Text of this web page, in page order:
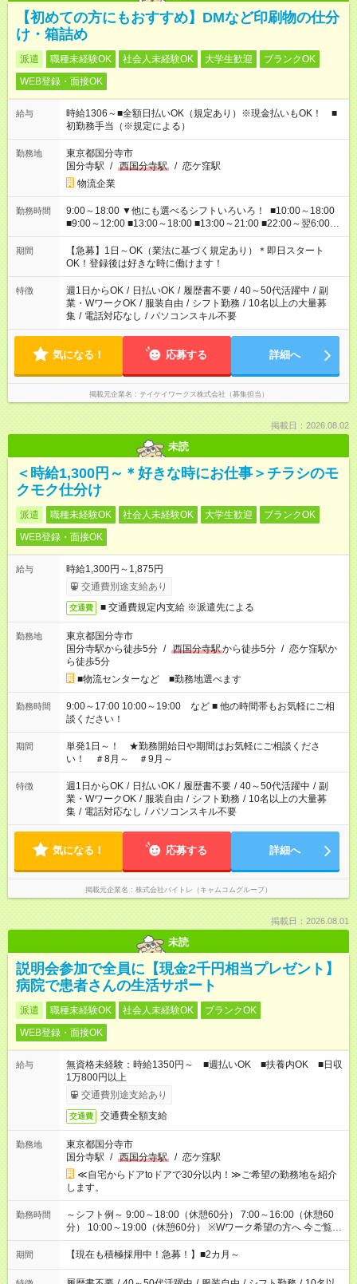
【初めての方にもおすすめ】DMなど印刷物の仕分
け・箱詰め
派遣 職種未経験OK 社会人未経験OK 大学生歓迎
ブランクOK
WEB登録・面接OK
給与
時給1306～■全額日払いOK（規定あり）※現金払いもOK！ ■
初勤務手当（※規定による）
勤務地
東京都国分寺市
国分寺駅 / 西国分寺駅 / 恋ケ窪駅
物流企業
勤務時間
9:00～18:00 ▼他にも選べるシフトいろいろ！ ■10:00～18:00
■9:00～12:00 ■13:00～18:00 ■13:00～21:00 ■22:00～翌6:00
など あなたの希望を教えてください！
期間
【急募】1日～OK（業法に基づく規定あり）＊即日スタート
OK！登録後は好きな時に働けます！
特徴 週1日からOK / 日払いOK / 履歴書不要 / 40～50代活躍中 / 副
業・WワークOK / 服装自由 / シフト勤務 / 10名以上の大量募
集 / 電話対応なし / パソコンスキル不要
気になる！ 応募する 詳細へ
掲載元企業名 テイケイワークス株式会社（募集担当）
掲載日：2026.08.02
未読
＜時給1,300円～＊好きな時にお仕事＞チラシのモ
クモク仕分け
派遣 職種未経験OK 社会人未経験OK 大学生歓迎
ブランクOK
WEB登録・面接OK
給与
時給1,300円～1,875円
交通費別途支給あり
交通費 ■ 交通費規定内支給 ※派遣先による
勤務地
東京都国分寺市
国分寺駅から徒歩5分 / 西国分寺駅から徒歩5分 / 恋ケ窪駅か
ら徒歩5分
■物流センターなど ■勤務地選べます
勤務時間
9:00～17:00 10:00～19:00 など ■ 他の時間帯もお気軽にご相
談ください！
期間
単発1日～！ ★勤務開始日や期間はお気軽にご相談くださ
い！ ＃8月～ ＃9月～
特徴 週1日からOK / 日払いOK / 履歴書不要 / 40～50代活躍中 / 副
業・WワークOK / 服装自由 / シフト勤務 / 10名以上の大量募
集 / 電話対応なし / パソコンスキル不要
気になる！ 応募する 詳細へ
掲載元企業名 株式会社バイトレ（キャムコムグループ）
掲載日：2026.08.01
未読
説明会参加で全員に【現金2千円相当プレゼント】
病院で患者さんの生活サポート
派遣 職種未経験OK 社会人未経験OK
ブランクOK
WEB登録・面接OK
給与
無資格未経験：時給1350円～ ■週払いOK ■扶養内OK ■日収
1万800円以上
交通費別途支給あり
交通費 交通費全額支給
勤務地
東京都国分寺市
国分寺駅 / 西国分寺駅 / 恋ケ窪駅
≪自宅からドアtoドアで30分以内！≫ご希望の勤務地を紹介
します。
勤務時間
～シフト例～ 9:00～18:00（休憩60分） 7:00～16:00（休憩60
分） 10:00～19:00（休憩60分） ※Wワーク希望の方へ 今ご覧の
お仕事で希望する勤務時間と、もう1つのお仕事の勤務時間の合
計が 週40時間を超えなければOKです。
期間 【現在も積極採用中！急募！】■2カ月～